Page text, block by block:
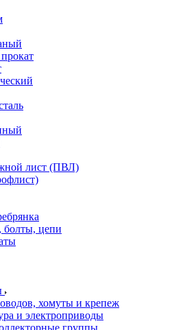
лист (ПВЛ)
болты, цепи
хомуты и крепеж
и электроприводы
группы